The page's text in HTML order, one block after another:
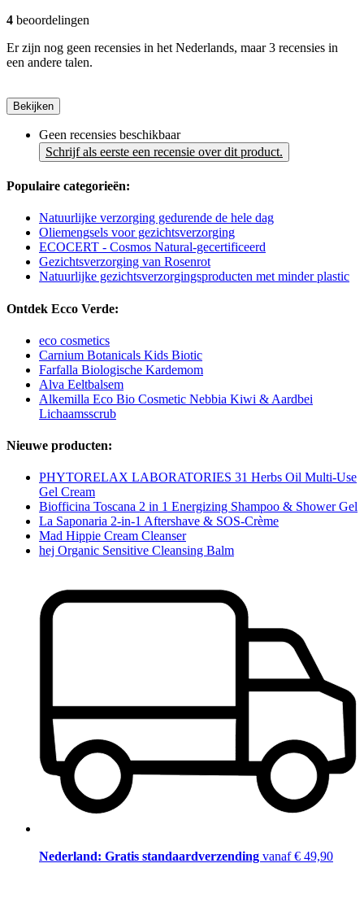
4 beoordelingen
Er zijn nog geen recensies in het Nederlands, maar 3 recensies in
een andere talen.
Bekijken
Geen recensies beschikbaar
Schrijf als eerste een recensie over dit product.
Populaire categorieën:
Natuurlijke verzorging gedurende de hele dag
Oliemengsels voor gezichtsverzorging
ECOCERT - Cosmos Natural-gecertificeerd
Gezichtsverzorging van Rosenrot
Natuurlijke gezichtsverzorgingsproducten met minder plastic
Ontdek Ecco Verde:
eco cosmetics
Carnium Botanicals Kids Biotic
Farfalla Biologische Kardemom
Alva Eeltbalsem
Alkemilla Eco Bio Cosmetic Nebbia Kiwi & Aardbei
Lichaamsscrub
Nieuwe producten:
PHYTORELAX LABORATORIES 31 Herbs Oil Multi-Use
Gel Cream
Biofficina Toscana 2 in 1 Energizing Shampoo & Shower Gel
La Saponaria 2-in-1 Aftershave & SOS-Crème
Mad Hippie Cream Cleanser
hej Organic Sensitive Cleansing Balm
Nederland: Gratis standaardverzending vanaf € 49,90